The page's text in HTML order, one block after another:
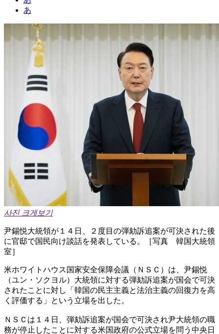
あ
사진 크게보기
尹錫悦大統領が１４日、２度目の弾劾訴追案が可決された後
に官邸で国民向け談話を発表している。［写真 韓国大統領
室］
米ホワイトハウス国家安全保障会議（ＮＳＣ）は、尹錫悦
（ユン・ソクヨル）大統領に対する弾劾訴追案が国会で可決
されたことに対し「韓国の民主主義と法治主義の回復力を高
く評価する」という立場を出した。
ＮＳＣは１４日、弾劾訴追案が国会で可決され尹大統領の職
務が停止したことに対する米国政府の公式立場を問う中央日